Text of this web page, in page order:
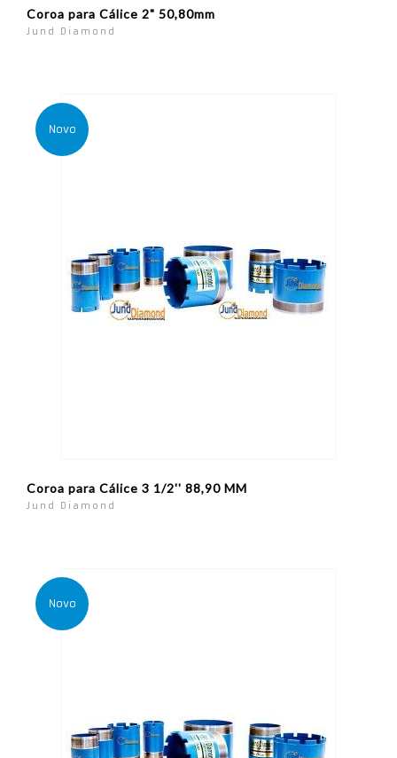
Coroa para Cálice 2" 50,80mm
Jund Diamond
Novo
Coroa para Cálice 3 1/2'' 88,90 MM
Jund Diamond
Novo